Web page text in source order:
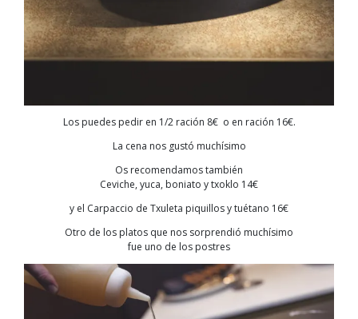
Los puedes pedir en 1/2 ración 8€ o en ración 16€.
La cena nos gustó muchísimo
Os recomendamos también
Ceviche, yuca, boniato y txoklo 14€
y el Carpaccio de Txuleta piquillos y tuétano 16€
Otro de los platos que nos sorprendió muchísimo
fue uno de los postres